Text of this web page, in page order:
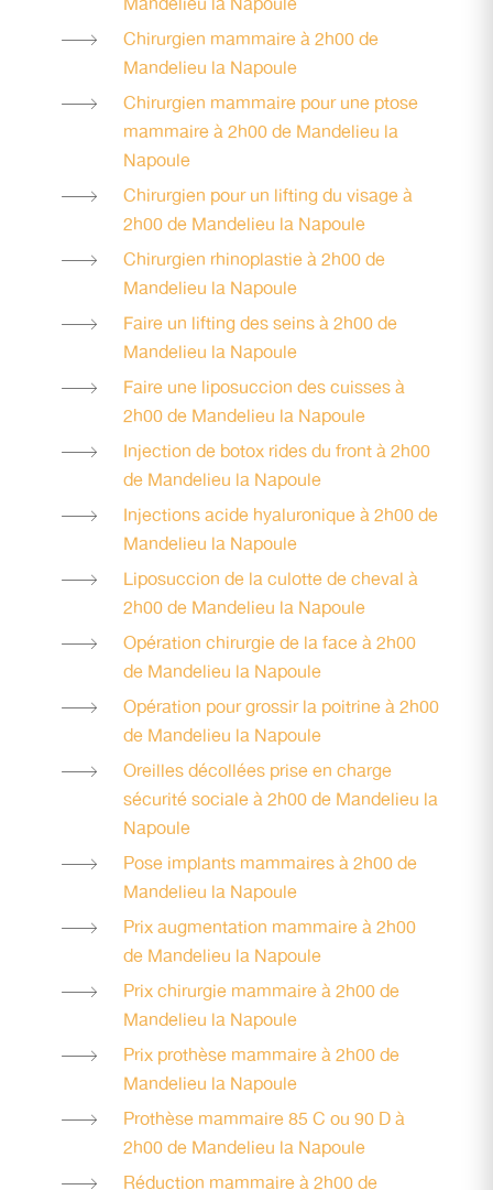
Chirurgien mammaire à 2h00 de
Mandelieu la Napoule
Chirurgien mammaire pour une ptose
mammaire à 2h00 de Mandelieu la
Napoule
Chirurgien pour un lifting du visage à
2h00 de Mandelieu la Napoule
Chirurgien rhinoplastie à 2h00 de
Mandelieu la Napoule
Faire un lifting des seins à 2h00 de
Mandelieu la Napoule
Faire une liposuccion des cuisses à
2h00 de Mandelieu la Napoule
Injection de botox rides du front à 2h00
de Mandelieu la Napoule
Injections acide hyaluronique à 2h00 de
Mandelieu la Napoule
Liposuccion de la culotte de cheval à
2h00 de Mandelieu la Napoule
Opération chirurgie de la face à 2h00
de Mandelieu la Napoule
Opération pour grossir la poitrine à 2h00
de Mandelieu la Napoule
Oreilles décollées prise en charge
sécurité sociale à 2h00 de Mandelieu la
Napoule
Pose implants mammaires à 2h00 de
Mandelieu la Napoule
Prix augmentation mammaire à 2h00
de Mandelieu la Napoule
Prix chirurgie mammaire à 2h00 de
Mandelieu la Napoule
Prix prothèse mammaire à 2h00 de
Mandelieu la Napoule
Prothèse mammaire 85 C ou 90 D à
2h00 de Mandelieu la Napoule
Réduction mammaire à 2h00 de